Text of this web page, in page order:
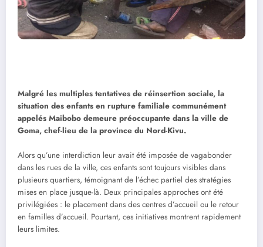
Malgré les multiples tentatives de réinsertion sociale, la
situation des enfants en rupture familiale communément
appelés Maibobo demeure préoccupante dans la ville de
Goma, chef-lieu de la province du Nord-Kivu.
Alors qu’une interdiction leur avait été imposée de vagabonder
dans les rues de la ville, ces enfants sont toujours visibles dans
plusieurs quartiers, témoignant de l’échec partiel des stratégies
mises en place jusque-là. Deux principales approches ont été
privilégiées : le placement dans des centres d’accueil ou le retour
en familles d’accueil. Pourtant, ces initiatives montrent rapidement
leurs limites.